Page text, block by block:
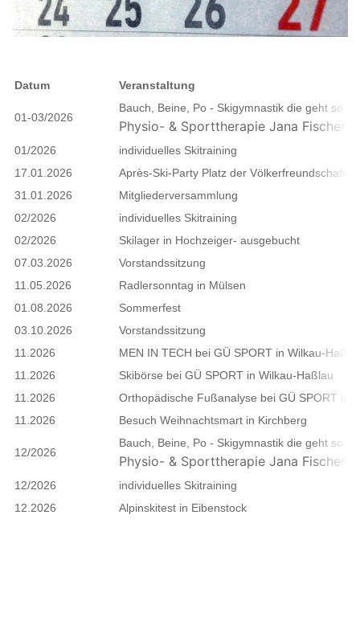
Datum Veranstaltung
01-03/2026
Bauch, Beine, Po - Skigymnastik die geht so
Physio- & Sporttherapie Jana Fischer
01/2026
individuelles Skitraining
17.01.2026
Après-Ski-Party Platz der Völkerfreundschaft
31.01.2026
Mitgliederversammlung
02/2026
individuelles Skitraining
02/2026
Skilager in Hochzeiger- ausgebucht
07.03.2026
Vorstandssitzung
11.05.2026
Radlersonntag in Mülsen
01.08.2026
Sommerfest
03.10.2026
Vorstandssitzung
11.2026
MEN IN TECH bei GÜ SPORT in Wilkau-
11.2026
Skibörse bei GÜ SPORT in Wilkau-Haßlau
11.2026
Orthopädische Fußanalyse bei GÜ SPORT in
11.2026
Besuch Weihnachtsmart in Kirchberg
12/2026
Bauch, Beine, Po - Skigymnastik die geht so
Physio- & Sporttherapie Jana Fischer
12/2026
individuelles Skitraining
12.2026
Alpinskitest in Eibenstock